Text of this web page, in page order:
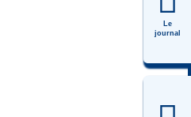
Le
journal